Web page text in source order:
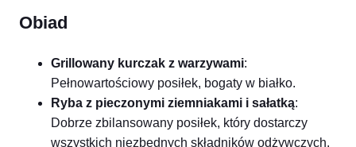
Obiad
Grillowany kurczak z warzywami:
Pełnowartościowy posiłek, bogaty w białko.
Ryba z pieczonymi ziemniakami i sałatką:
Dobrze zbilansowany posiłek, który dostarczy
wszystkich niezbędnych składników odżywczych.